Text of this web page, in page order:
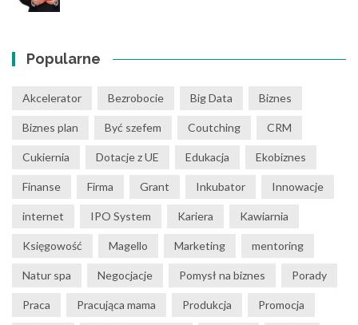
Popularne
Akcelerator Bezrobocie Big Data Biznes
Biznes plan Być szefem Coutching CRM
Cukiernia Dotacje z UE Edukacja Ekobiznes
Finanse Firma Grant Inkubator Innowacje
internet IPO System Kariera Kawiarnia
Księgowość Magello Marketing mentoring
Natur spa Negocjacje Pomysł na biznes Porady
Praca Pracująca mama Produkcja Promocja